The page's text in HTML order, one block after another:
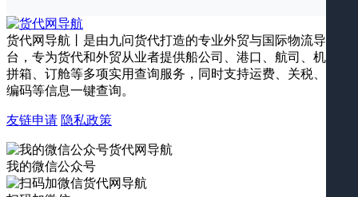
货代网导航丨是由九问货代打造的专业外贸与国际物流导航平
台，专为货代和外贸从业者提供船公司、港口、航司、机场、
拼箱、订舱等多项实用查询服务，同时支持运费、关税、海关
编码等信息一键查询。
友链申请 隐私政策
我的微信公众号